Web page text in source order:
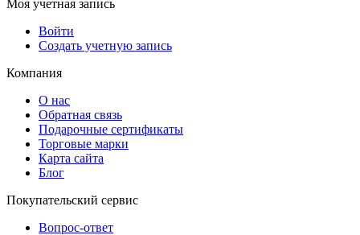
Моя учетная запись
Войти
Создать учетную запись
Компания
О нас
Обратная связь
Подарочные сертификаты
Торговые марки
Карта сайта
Блог
Покупательский сервис
Вопрос-ответ